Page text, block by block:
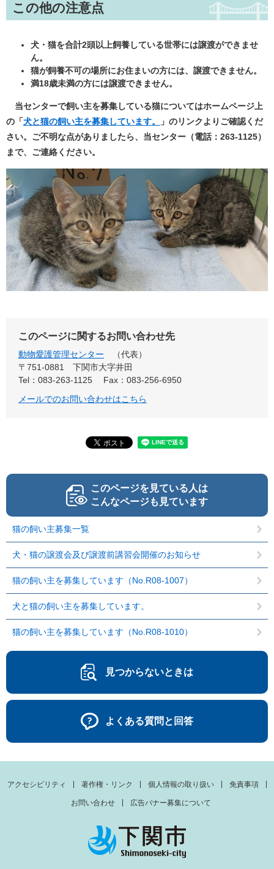
この他の注意点
犬・猫を合計2頭以上飼養している世帯には譲渡ができませ
ん。
猫が飼養不可の場所にお住まいの方には、譲渡できません。
満18歳未満の方には譲渡できません。
当センターで飼い主を募集している猫についてはホームページ上
の「犬と猫の飼い主を募集しています。
」のリンクよりご確認くだ
さい。ご不明な点がありましたら、当センター（電話：263-1125）
まで、ご連絡ください。
このページに関するお問い合わせ先
動物愛護管理センター
代表
〒751-0881
下関市大字井田
Tel：083-263-1125
Fax：083-256-6950
メールでのお問い合わせはこちら
このページを見ている人は
こんなページも見ています
猫の飼い主募集一覧
犬・猫の譲渡会及び譲渡前講習会開催のお知らせ
猫の飼い主を募集しています（No.R08-1007）
犬と猫の飼い主を募集しています。
猫の飼い主を募集しています（No.R08-1010）
見つからないときは
よくある質問と回答
アクセシビリティ 著作権・リンク 個人情報の取り扱い 免責事項
お問い合わせ 広告バナー募集について